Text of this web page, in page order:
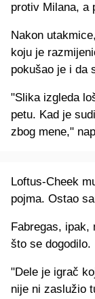
protiv Milana, a
Nakon
koju je
pokušao je i da
"Slika izgleda
petu. Kad je
zbog mene,"
Loftus-Cheek
pojma. Ostao
Fabregas, ipak,
što se dogodilo.
"Dele je igrač
nije ni zaslužio